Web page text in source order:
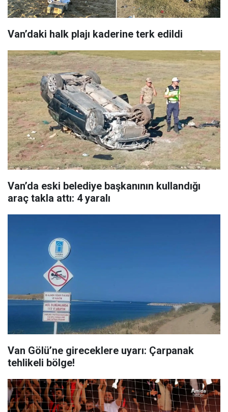
Van’daki halk plajı kaderine terk edildi
Van’da eski belediye başkanının kullandığı
araç takla attı: 4 yaralı
Van Gölü’ne gireceklere uyarı: Çarpanak
tehlikeli bölge!